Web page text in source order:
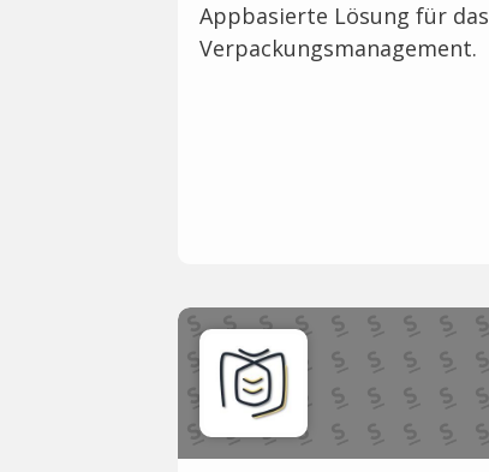
Appbasierte Lösung für das
Verpackungsmanagement.